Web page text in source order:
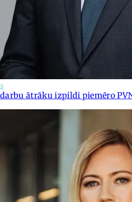
ātrāku izpildi piemēro